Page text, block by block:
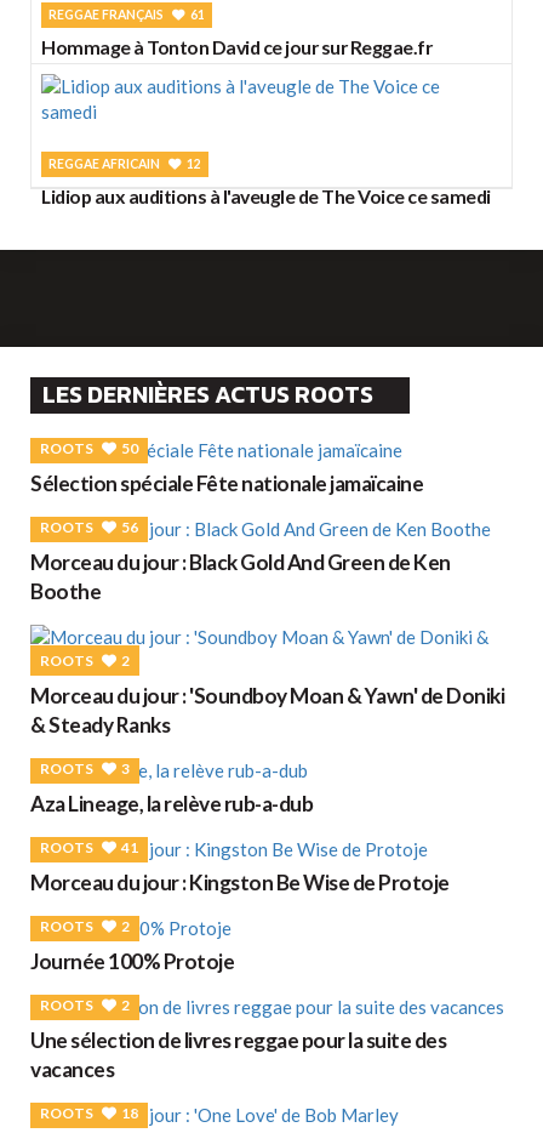
REGGAE FRANÇAIS 61
Hommage à Tonton David ce jour sur Reggae.fr
REGGAE AFRICAIN 12
Lidiop aux auditions à l'aveugle de The Voice ce samedi
LES DERNIÈRES ACTUS ROOTS
ROOTS 50
Sélection spéciale Fête nationale jamaïcaine
ROOTS 56
Morceau du jour : Black Gold And Green de Ken
Boothe
ROOTS 2
Morceau du jour : 'Soundboy Moan & Yawn' de Doniki
& Steady Ranks
ROOTS 3
Aza Lineage, la relève rub-a-dub
ROOTS 41
Morceau du jour : Kingston Be Wise de Protoje
ROOTS 2
Journée 100% Protoje
ROOTS 2
Une sélection de livres reggae pour la suite des
vacances
ROOTS 18